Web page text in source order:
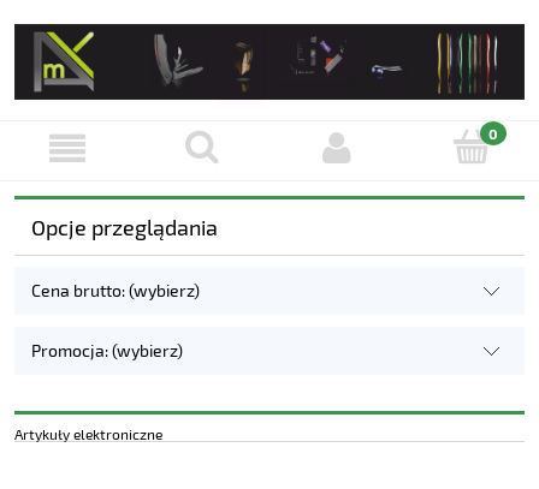
Opcje przeglądania
Cena brutto: (wybierz)
Promocja: (wybierz)
Artykuły elektroniczne